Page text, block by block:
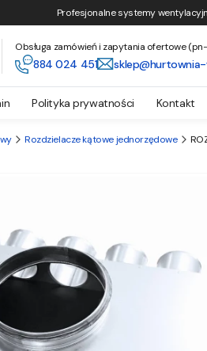
Profesjonalne systemy
Obsługa zamówień i zapytania ofertowe (pn-
884 024 451
Polityka prywatności Kontakt
Rozdzielacze kątowe jednorzędowe